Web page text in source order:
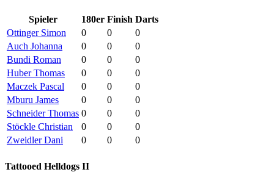
Spieler 180er Finish Darts
Ottinger Simon
0 0
0
Auch Johanna
0 0
0
Bundi Roman
0 0
0
Huber Thomas
0 0
0
Maczek Pascal
0 0
0
Mburu James
0 0
0
Schneider Thomas 0 0
0
Stöckle Christian
0 0
0
Zweidler Dani
0 0 0
Tattooed Helldogs II